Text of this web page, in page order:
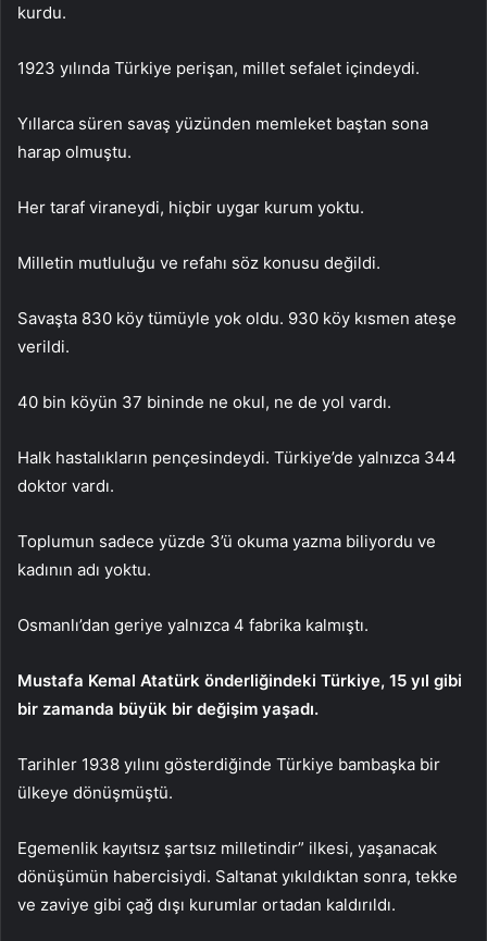
kurdu.
1923 yılında Türkiye perişan, millet sefalet içindeydi.
Yıllarca süren savaş yüzünden memleket baştan sona
harap olmuştu.
Her taraf viraneydi, hiçbir uygar kurum yoktu.
Milletin mutluluğu ve refahı söz konusu değildi.
Savaşta 830 köy tümüyle yok oldu. 930 köy kısmen ateşe
verildi.
40 bin köyün 37 bininde ne okul, ne de yol vardı.
Halk hastalıkların pençesindeydi. Türkiye’de yalnızca 344
doktor vardı.
Toplumun sadece yüzde 3’ü okuma yazma biliyordu ve
kadının adı yoktu.
Osmanlı’dan geriye yalnızca 4 fabrika kalmıştı.
Mustafa Kemal Atatürk önderliğindeki Türkiye, 15 yıl gibi
bir zamanda büyük bir değişim yaşadı.
Tarihler 1938 yılını gösterdiğinde Türkiye bambaşka bir
ülkeye dönüşmüştü.
Egemenlik kayıtsız şartsız milletindir” ilkesi, yaşanacak
dönüşümün habercisiydi. Saltanat yıkıldıktan sonra, tekke
ve zaviye gibi çağ dışı kurumlar ortadan kaldırıldı.